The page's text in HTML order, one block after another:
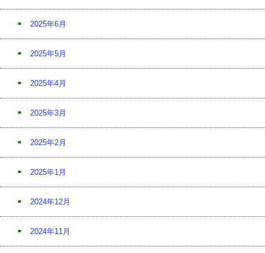
2025年6月
2025年5月
2025年4月
2025年3月
2025年2月
2025年1月
2024年12月
2024年11月